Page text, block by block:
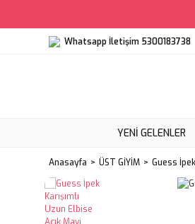
Whatsapp İletişim 5300183738
YENI GELENLER
Anasayfa ÜST GİYİM Guess